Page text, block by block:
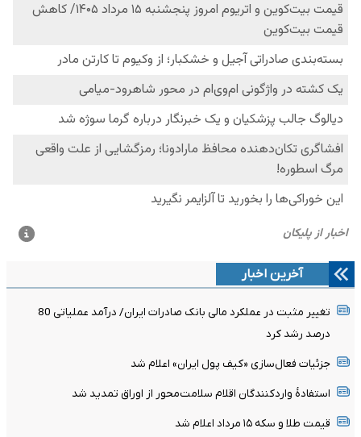
آخرین اخبار
تغییر مثبت در عملکرد مالی بانک صادرات ایران/ درآمد عملیاتی 80
درصد رشد کرد
جزئیات فعال‌سازی «کیف پول ایران» اعلام شد
استفادۀ واردکنندگان اقلام سلامت‌محور از اوراق تمدید شد
قیمت طلا و سکه ۱۵ مرداد اعلام شد